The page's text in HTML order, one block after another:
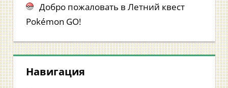
Добро пожаловать в Летний квест
Pokémon GO!
Навигация